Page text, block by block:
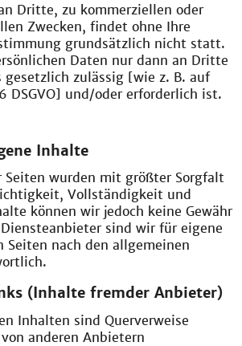
Dritte, zu kommerziellen oder
Zwecken, findet ohne Ihre
grundsätzlich nicht statt.
Daten nur dann an Dritte
zulässig [wie z. B. auf
DSGVO] und/oder erforderlich ist.
Inhalte
Seiten wurden mit größter Sorgfalt
Vollständigkeit und
können wir jedoch keine Gewähr
sind wir für eigene
Seiten nach den allgemeinen
(Inhalte fremder Anbieter)
Inhalten sind Querverweise
anderen Anbietern